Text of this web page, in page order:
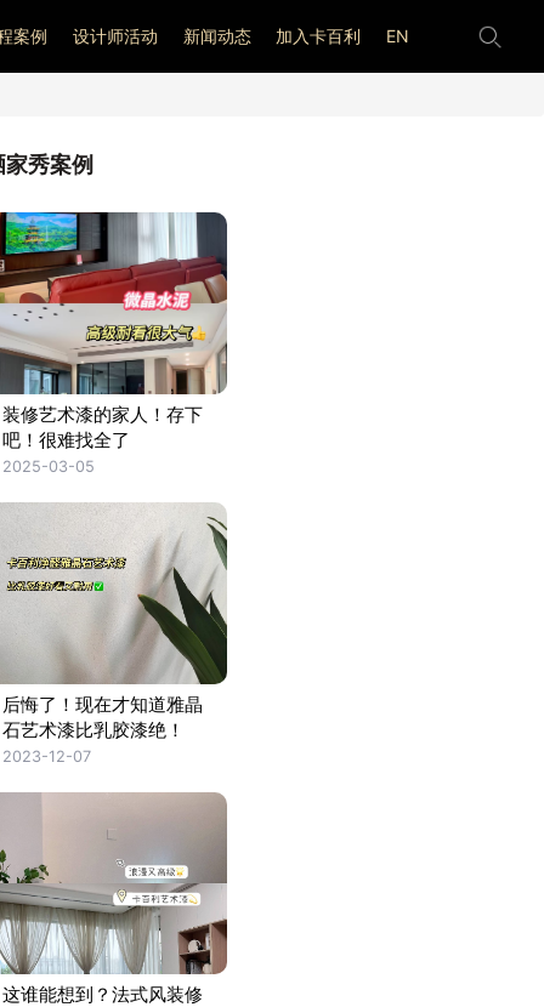
案例 设计师活动 新闻动态 加入卡百利 EN
家秀案例
装修艺术漆的家人！存下
吧！很难找全了
2025-03-05
后悔了！现在才知道雅晶
石艺术漆比乳胶漆绝！
2023-12-07
这谁能想到？法式风装修